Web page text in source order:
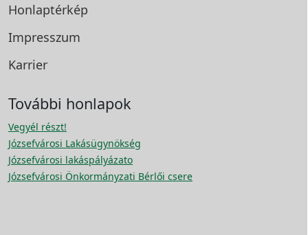
Honlaptérkép
Impresszum
Karrier
További honlapok
Vegyél részt!
Józsefvárosi Lakásügynökség
Józsefvárosi lakáspályázato
Józsefvárosi Önkormányzati Bérlői csere